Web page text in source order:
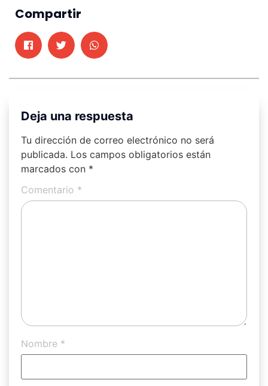
Compartir
Deja una respuesta
Tu dirección de correo electrónico no será
publicada. Los campos obligatorios están
marcados con *
Comentario *
Nombre *